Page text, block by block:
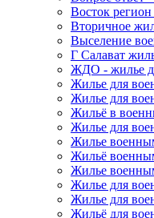
Восток
Вторичное
Выселение
Г Салават
ЖДО - жилье
Жилье для
Жилье для
Жильё в
Жилье для
Жилье
Жильё
Жилье
Жилье для
Жилье для
Жильё для